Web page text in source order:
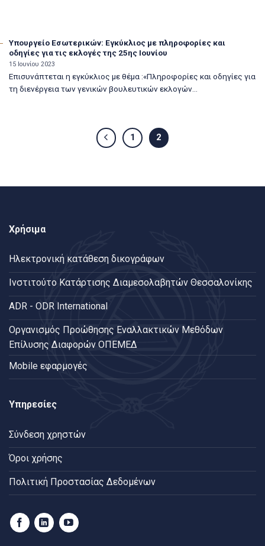
Υπουργείο Εσωτερικών: Εγκύκλιος με πληροφορίες και
οδηγίες για τις εκλογές της 25ης Ιουνίου
15 Ιουνίου 2023
Επισυνάπτεται η εγκύκλιος με θέμα :«Πληροφορίες και οδηγίες για
τη διενέργεια των γενικών βουλευτικών εκλογών...
1 2
Χρήσιμα
Ηλεκτρονική κατάθεση δικογράφων
Ινστιτούτο Κατάρτισης Διαμεσολαβητών Θεσσαλονίκης
ADR - ODR International
Oργανισμός Προώθησης Εναλλακτικών Μεθόδων
Επίλυσης Διαφορών ΟΠΕΜΕΔ
Mobile εφαρμογές
Υπηρεσίες
Σύνδεση χρηστών
Όροι χρήσης
Πολιτική Προστασίας Δεδομένων